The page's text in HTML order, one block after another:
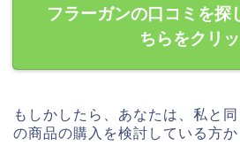
フラーガンの口コミを探
ちらをクリ
もしかしたら、あなたは、私と
の商品の購入を検討している方か